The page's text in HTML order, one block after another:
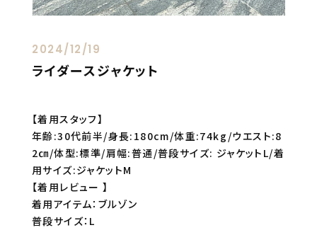
2024/12/19
ライダースジャケット
【着用スタッフ】
年齢:30代前半/身長:180cm/体重:74kg/ウエスト:8
2㎝/体型:標準/肩幅:普通/普段サイズ: ジャケットL/着
用サイズ:ジャケットM
【着用レビュー 】
着用アイテム：ブルゾン
普段サイズ：L